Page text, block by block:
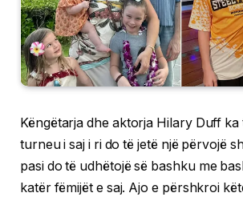
Këngëtarja dhe aktorja Hilary Duff
turneu i saj i ri do të jetë një përvojë
pasi do të udhëtojë së bashku me
katër fëmijët e saj. Ajo e përshkroi